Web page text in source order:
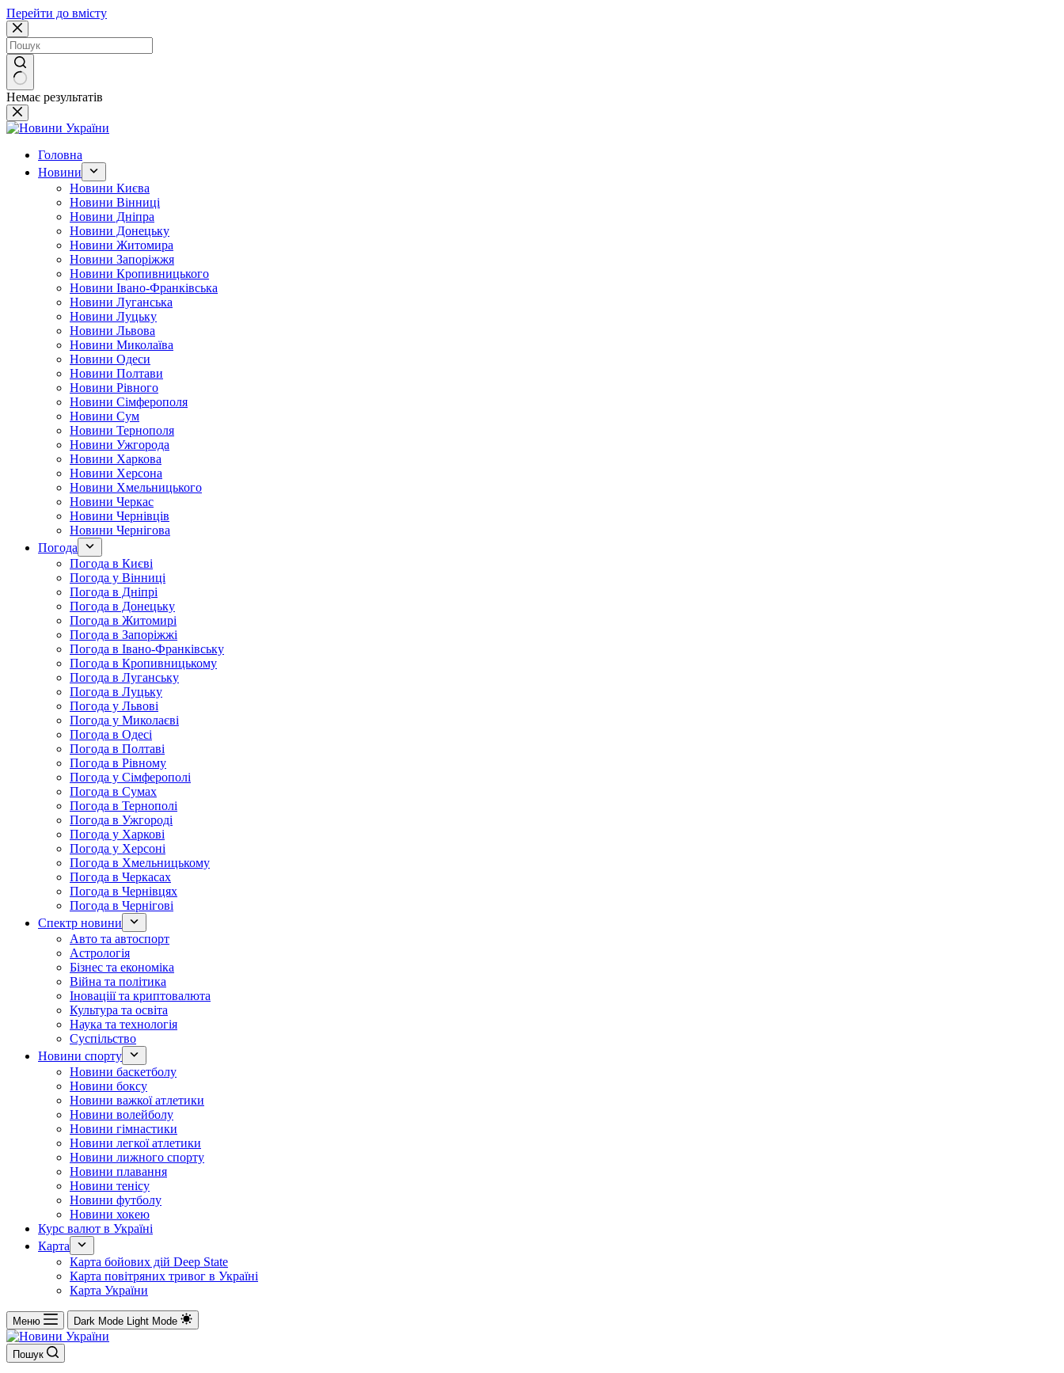
Перейти до вмісту
Немає результатів
Головна
Новини
Новини Києва
Новини Вінниці
Новини Дніпра
Новини Донецьку
Новини Житомира
Новини Запоріжжя
Новини Кропивницького
Новини Івано-Франківська
Новини Луганська
Новини Луцьку
Новини Львова
Новини Миколаїва
Новини Одеси
Новини Полтави
Новини Рівного
Новини Сімферополя
Новини Сум
Новини Тернополя
Новини Ужгорода
Новини Харкова
Новини Херсона
Новини Хмельницького
Новини Черкас
Новини Чернівців
Новини Чернігова
Погода
Погода в Києві
Погода у Вінниці
Погода в Дніпрі
Погода в Донецьку
Погода в Житомирі
Погода в Запоріжжі
Погода в Івано-Франківську
Погода в Кропивницькому
Погода в Луганську
Погода в Луцьку
Погода у Львові
Погода у Миколаєві
Погода в Одесі
Погода в Полтаві
Погода в Рівному
Погода у Сімферополі
Погода в Сумах
Погода в Тернополі
Погода в Ужгороді
Погода у Харкові
Погода у Херсоні
Погода в Хмельницькому
Погода в Черкасах
Погода в Чернівцях
Погода в Чернігові
Спектр новини
Авто та автоспорт
Астрологія
Бізнес та економіка
Війна та політика
Іноваціії та криптовалюта
Культура та освіта
Наука та технологія
Суспільство
Новини спорту
Новини баскетболу
Новини боксу
Новини важкої атлетики
Новини волейболу
Новини гімнастики
Новини легкої атлетики
Новини лижного спорту
Новини плавання
Новини тенісу
Новини футболу
Новини хокею
Курс валют в Україні
Карта
Карта бойових дій Deep State
Карта повітряних тривог в Україні
Карта України
Меню Dark Mode Light Mode
Пошук